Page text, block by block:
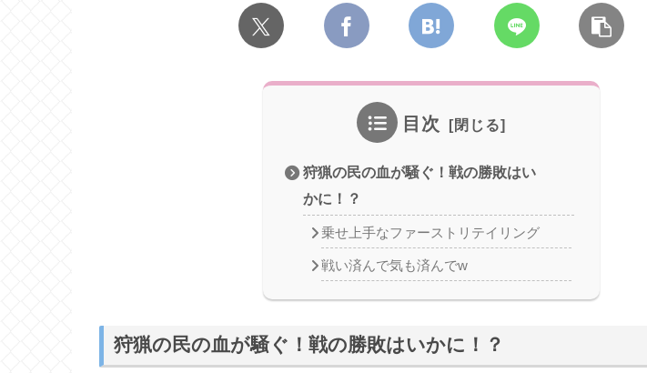
目次
狩猟の民の血が騒ぐ！戦の勝敗はい
かに！？
乗せ上手なファーストリテイリング
戦い済んで気も済んでw
狩猟の民の血が騒ぐ！戦の勝敗はいかに！？